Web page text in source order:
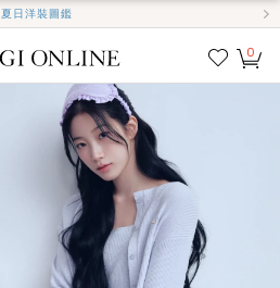
夏日洋裝圖鑑
我的
0